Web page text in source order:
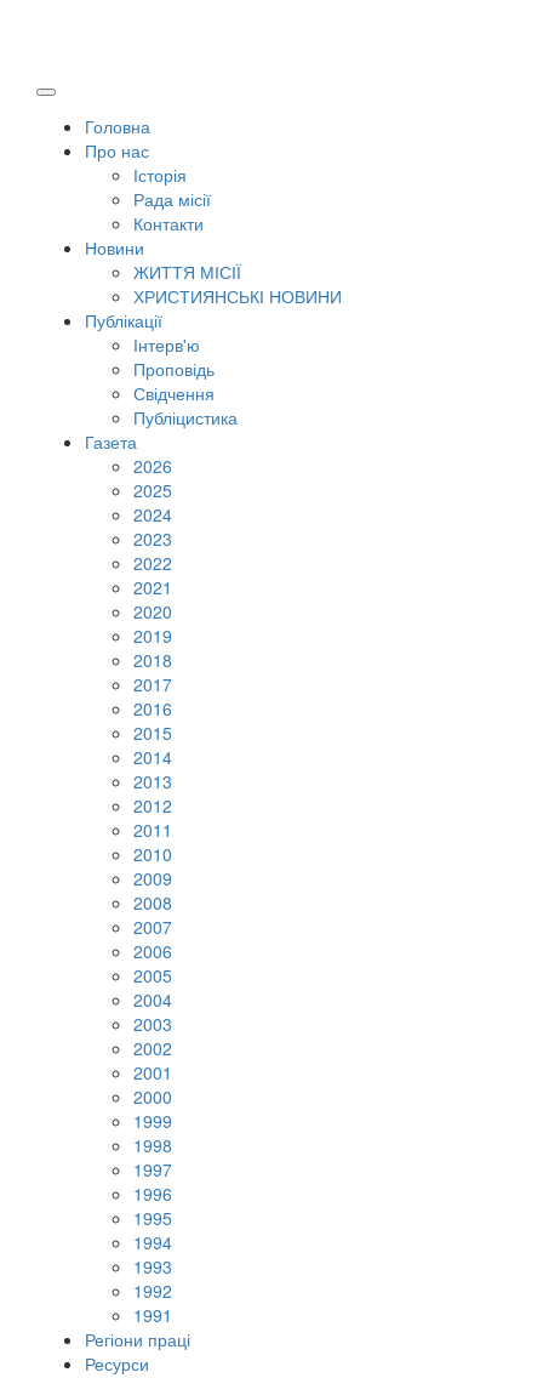
Головна
Про нас
Історія
Рада місії
Контакти
Новини
ЖИТТЯ МІСІЇ
ХРИСТИЯНСЬКІ НОВИНИ
Публікації
Інтерв'ю
Проповідь
Свідчення
Публіцистика
Газета
2026
2025
2024
2023
2022
2021
2020
2019
2018
2017
2016
2015
2014
2013
2012
2011
2010
2009
2008
2007
2006
2005
2004
2003
2002
2001
2000
1999
1998
1997
1996
1995
1994
1993
1992
1991
Регіони праці
Ресурси